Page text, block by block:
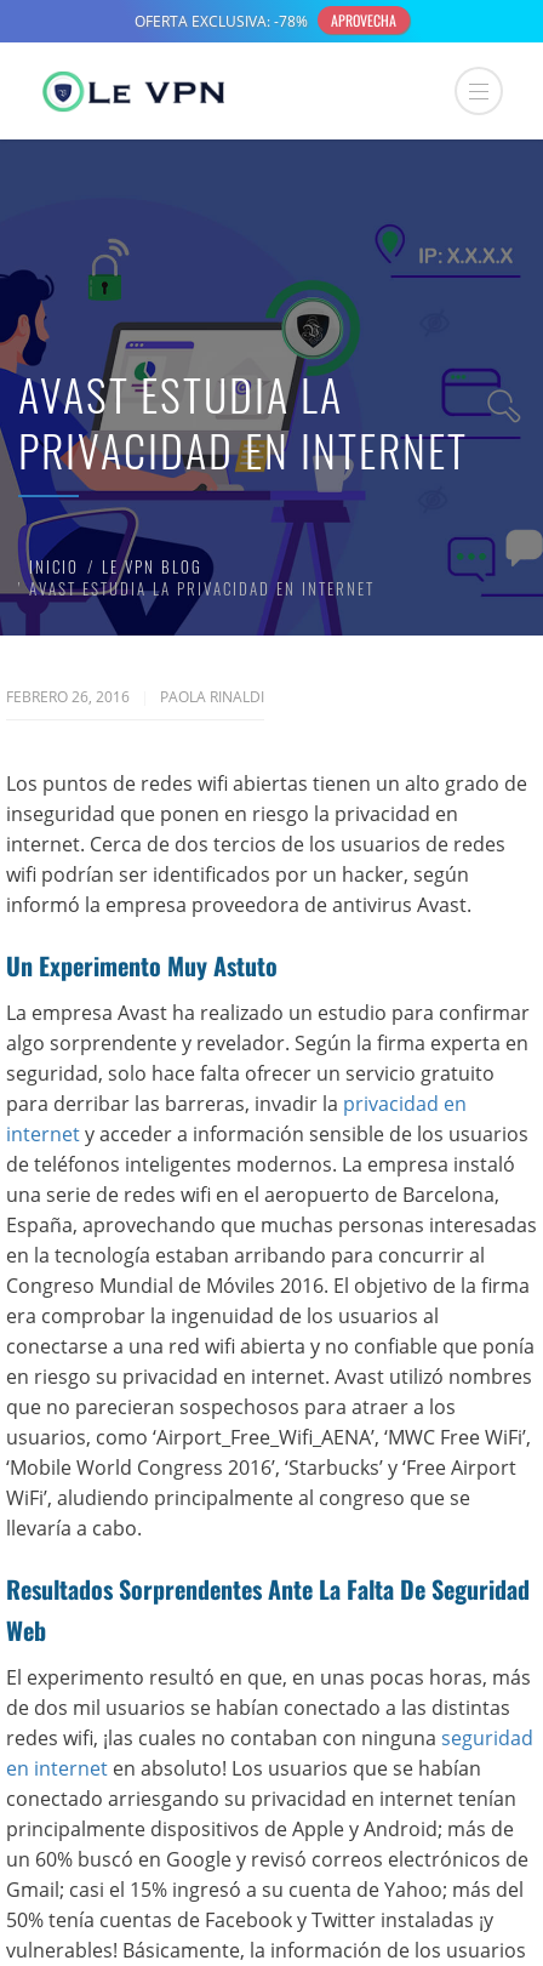
AVAST ESTUDIA LA
PRIVACIDAD EN INTERNET
INICIO
LE VPN BLOG
AVAST ESTUDIA LA PRIVACIDAD EN INTERNET
FEBRERO 26, 2016 PAOLA RINALDI
Los puntos de redes wifi abiertas tienen un alto grado de
inseguridad que ponen en riesgo la privacidad en
internet. Cerca de dos tercios de los usuarios de redes
wifi podrían ser identificados por un hacker, según
informó la empresa proveedora de antivirus Avast.
Un Experimento Muy Astuto
La empresa Avast ha realizado un estudio para confirmar
algo sorprendente y revelador. Según la firma experta en
seguridad, solo hace falta ofrecer un servicio gratuito
para derribar las barreras, invadir la privacidad en
internety acceder a información sensible de los usuarios
de teléfonos inteligentes modernos. La empresa instaló
una serie de redes wifi en el aeropuerto de Barcelona,
España, aprovechando que muchas personas interesadas
en la tecnología estaban arribando para concurrir al
Congreso Mundial de Móviles 2016. El objetivo de la firma
era comprobar la ingenuidad de los usuarios al
conectarse a una red wifi abierta y no confiable que ponía
en riesgo su privacidad en internet. Avast utilizó nombres
que no parecieran sospechosos para atraer a los
usuarios, como ‘Airport_Free_Wifi_AENA’, ‘MWC Free WiFi’,
‘Mobile World Congress 2016’, ‘Starbucks’ y ‘Free Airport
WiFi’, aludiendo principalmente al congreso que se
llevaría a cabo.
Resultados Sorprendentes Ante La Falta De Seguridad
Web
El experimento resultó en que, en unas pocas horas, más
de dos mil usuarios se habían conectado a las distintas
redes wifi, ¡las cuales no contaban con ninguna seguridad
en internet en absoluto! Los usuarios que se habían
conectado arriesgando su privacidad en internet tenían
principalmente dispositivos de Apple y Android; más de
un 60% buscó en Google y revisó correos electrónicos de
Gmail; casi el 15% ingresó a su cuenta de Yahoo; más del
50% tenía cuentas de Facebook y Twitter instaladas ¡y
vulnerables! Básicamente, la información de los usuarios